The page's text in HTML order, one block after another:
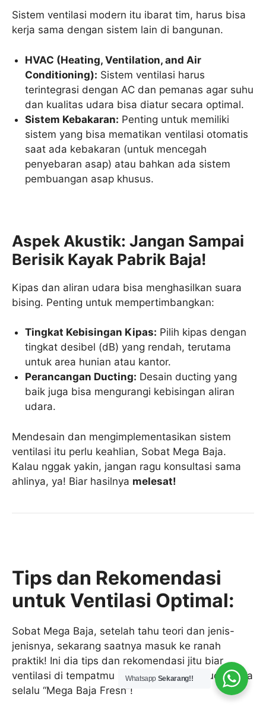
Sistem ventilasi modern itu ibarat tim, harus bisa
kerja sama dengan sistem lain di bangunan.
HVAC (Heating, Ventilation, and Air
Conditioning): Sistem ventilasi harus
terintegrasi dengan AC dan pemanas agar suhu
dan kualitas udara bisa diatur secara optimal.
Sistem Kebakaran: Penting untuk memiliki
sistem yang bisa mematikan ventilasi otomatis
saat ada kebakaran (untuk mencegah
penyebaran asap) atau bahkan ada sistem
pembuangan asap khusus.
Aspek Akustik: Jangan Sampai
Berisik Kayak Pabrik Baja!
Kipas dan aliran udara bisa menghasilkan suara
bising. Penting untuk mempertimbangkan:
Tingkat Kebisingan Kipas: Pilih kipas dengan
tingkat desibel (dB) yang rendah, terutama
untuk area hunian atau kantor.
Perancangan Ducting: Desain ducting yang
baik juga bisa mengurangi kebisingan aliran
udara.
Mendesain dan mengimplementasikan sistem
ventilasi itu perlu keahlian, Sobat Mega Baja.
Kalau nggak yakin, jangan ragu konsultasi sama
ahlinya, ya! Biar hasilnya melesat!
Tips dan Rekomendasi
untuk Ventilasi Optimal:
Sobat Mega Baja, setelah tahu teori dan jenis-
jenisnya, sekarang saatnya masuk ke ranah
praktik! Ini dia tips dan rekomendasi jitu biar
ventilasi di tempatmu selalu optimal dan udaranya
selalu “Mega Baja Fresh”!
Whatsapp Sekarang!!